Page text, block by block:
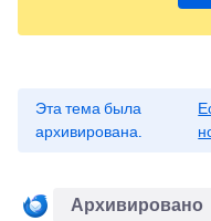
Эта тема была
архивирована.
Архивировано